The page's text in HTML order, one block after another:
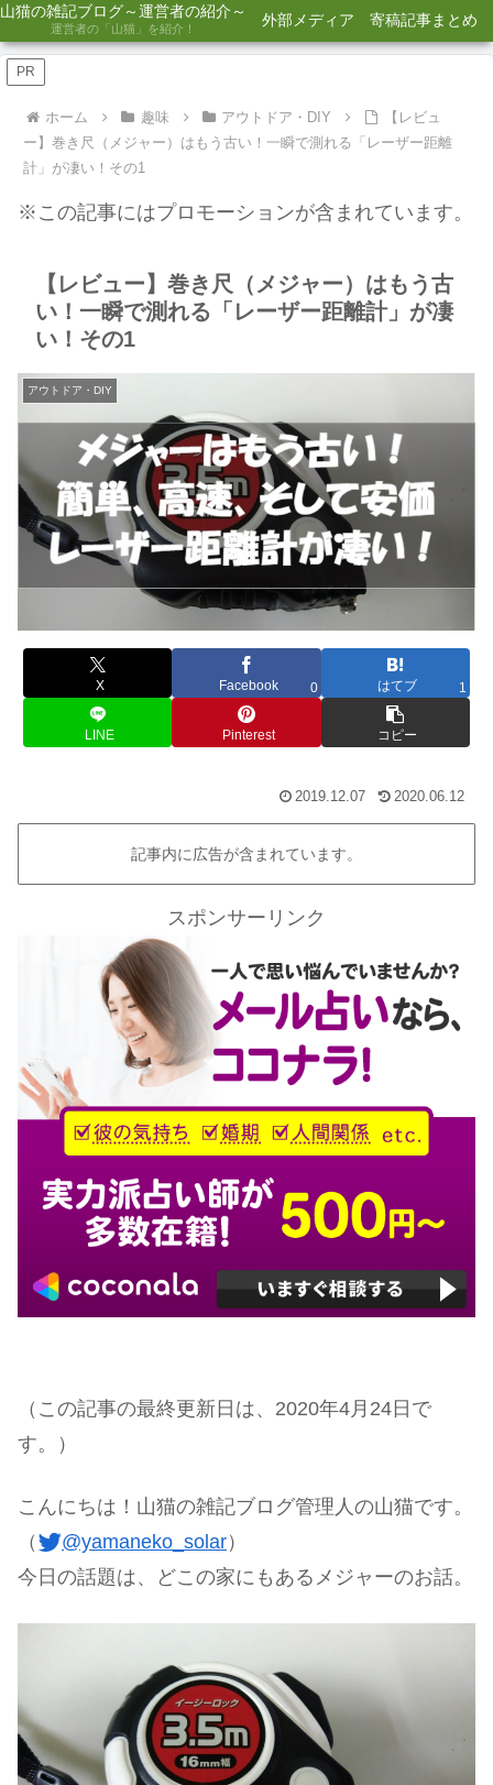
山猫の雑記ブログ～運営者の紹介～
運営者の「山猫」を紹介！ 外部メディア 寄稿記事まとめ
PR
ホーム 趣味 アウトドア・DIY
【レビュ
ー】巻き尺（メジャー）はもう古い！一瞬で測れる「レーザー距離
計」が凄い！その1
※この記事にはプロモーションが含まれています。
【レビュー】巻き尺（メジャー）はもう古
い！一瞬で測れる「レーザー距離計」が凄
い！その1
アウトドア・DIY
X Facebook 0 はてブ 1
LINE Pinterest コピー
2019.12.07 2020.06.12
記事内に広告が含まれています。
スポンサーリンク
（この記事の最終更新日は、2020年4月24日で
す。）
こんにちは！山猫の雑記ブログ管理人の山猫です。
（
@yamaneko_solar）
今日の話題は、どこの家にもあるメジャーのお話。